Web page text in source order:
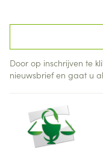
Door op inschrijven te
nieuwsbrief en gaat u